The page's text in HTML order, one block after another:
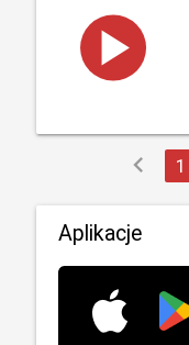
chevron_left 1
Aplikacje